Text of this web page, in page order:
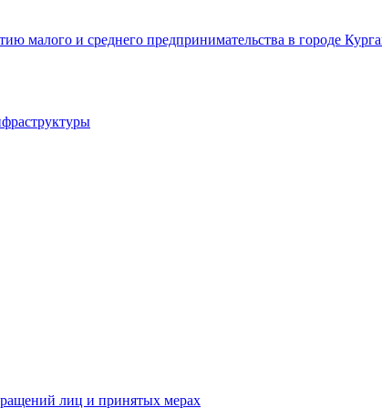
малого и среднего предпринимательства в городе
лиц и принятых мерах